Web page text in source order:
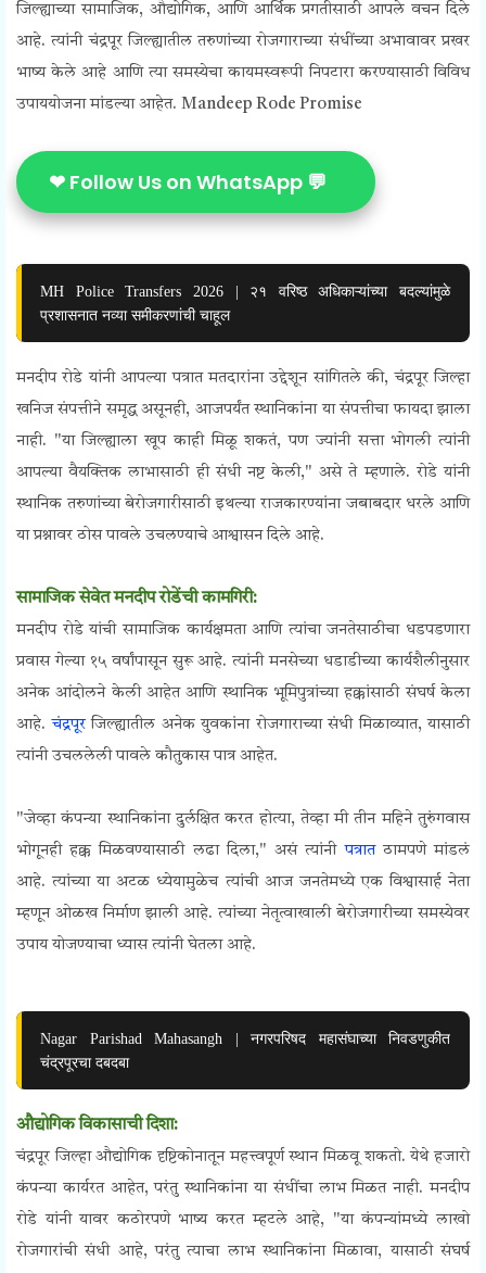
जिल्ह्याच्या सामाजिक, औद्योगिक, आणि आर्थिक प्रगतीसाठी आपले वचन दिले
आहे. त्यांनी चंद्रपूर जिल्ह्यातील तरुणांच्या रोजगाराच्या संधींच्या अभावावर प्रखर
भाष्य केले आहे आणि त्या समस्येचा कायमस्वरूपी निपटारा करण्यासाठी विविध
उपाययोजना मांडल्या आहेत. Mandeep Rode Promise
❤ Follow Us on WhatsApp 💬
MH Police Transfers 2026 | २१ वरिष्ठ अधिकाऱ्यांच्या बदल्यांमुळे
प्रशासनात नव्या समीकरणांची चाहूल
मनदीप रोडे यांनी आपल्या पत्रात मतदारांना उद्देशून सांगितले की, चंद्रपूर जिल्हा
खनिज संपत्तीने समृद्ध असूनही, आजपर्यंत स्थानिकांना या संपत्तीचा फायदा झाला
नाही. "या जिल्ह्याला खूप काही मिळू शकतं, पण ज्यांनी सत्ता भोगली त्यांनी
आपल्या वैयक्तिक लाभासाठी ही संधी नष्ट केली," असे ते म्हणाले. रोडे यांनी
स्थानिक तरुणांच्या बेरोजगारीसाठी इथल्या राजकारण्यांना जबाबदार धरले आणि
या प्रश्नावर ठोस पावले उचलण्याचे आश्वासन दिले आहे.
सामाजिक सेवेत मनदीप रोडेंची कामगिरी:
मनदीप रोडे यांची सामाजिक कार्यक्षमता आणि त्यांचा जनतेसाठीचा धडपडणारा
प्रवास गेल्या १५ वर्षांपासून सुरू आहे. त्यांनी मनसेच्या धडाडीच्या कार्यशैलीनुसार
अनेक आंदोलने केली आहेत आणि स्थानिक भूमिपुत्रांच्या हक्कांसाठी संघर्ष केला
आहे.चंद्रपूरजिल्ह्यातील अनेक युवकांना रोजगाराच्या संधी मिळाव्यात, यासाठी
त्यांनी उचललेली पावले कौतुकास पात्र आहेत.
"जेव्हा कंपन्या स्थानिकांना दुर्लक्षित करत होत्या, तेव्हा मी तीन महिने तुरुंगवास
भोगूनही हक्क मिळवण्यासाठी लढा दिला," असं त्यांनीपत्रातठामपणे मांडलं
आहे. त्यांच्या या अटळ ध्येयामुळेच त्यांची आज जनतेमध्ये एक विश्वासार्ह नेता
म्हणून ओळख निर्माण झाली आहे. त्यांच्या नेतृत्वाखाली बेरोजगारीच्या समस्येवर
उपाय योजण्याचा ध्यास त्यांनी घेतला आहे.
Nagar Parishad Mahasangh | नगरपरिषद महासंघाच्या निवडणुकीत
चंद्रपूरचा दबदबा
औद्योगिक विकासाची दिशा:
चंद्रपूर जिल्हा औद्योगिक दृष्टिकोनातून महत्त्वपूर्ण स्थान मिळवू शकतो. येथे हजारो
कंपन्या कार्यरत आहेत, परंतु स्थानिकांना या संधींचा लाभ मिळत नाही. मनदीप
रोडे यांनी यावर कठोरपणे भाष्य करत म्हटले आहे, "या कंपन्यांमध्ये लाखो
रोजगारांची संधी आहे, परंतु त्याचा लाभ स्थानिकांना मिळावा, यासाठी संघर्ष